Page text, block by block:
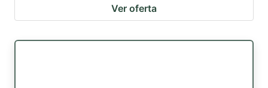
Ver oferta